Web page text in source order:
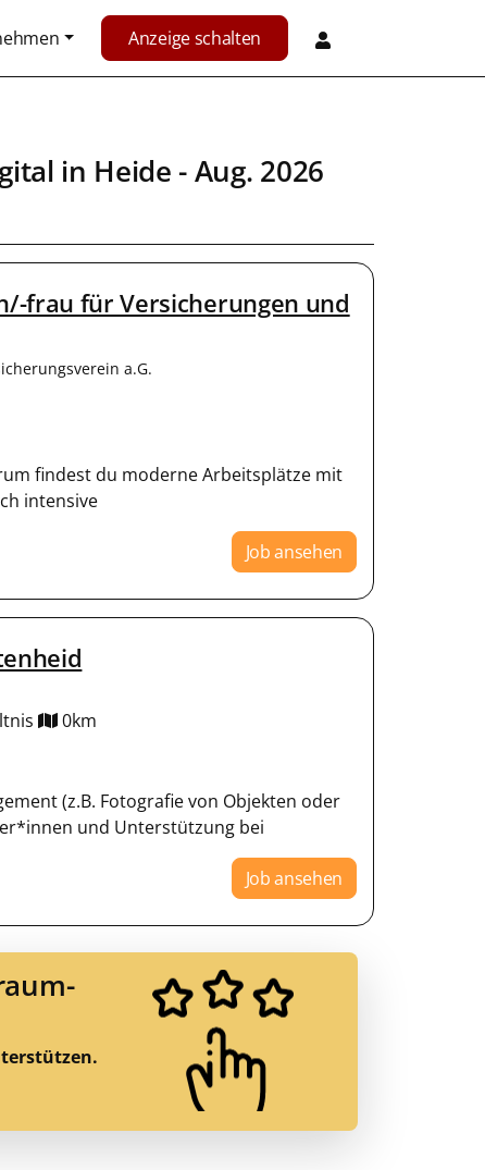
Anzeige schalten
in Heide - Aug. 2026
frau für Versicherungen und
a.G.
findest du moderne Arbeitsplätze mit
intensive
Job ansehen
0km
(z.B. Fotografie von Objekten oder
und Unterstützung bei
Job ansehen